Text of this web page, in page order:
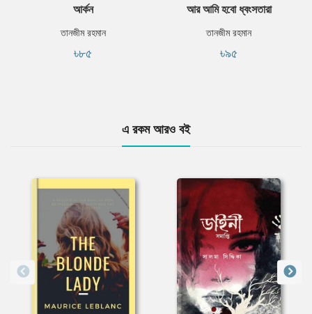
আর্কন
তানজীম রহমান
৳৮৫
আর আমি হবো ধ্বংসতারা
তানজীম রহমান
৳৯৫
এ রকম আরও বই